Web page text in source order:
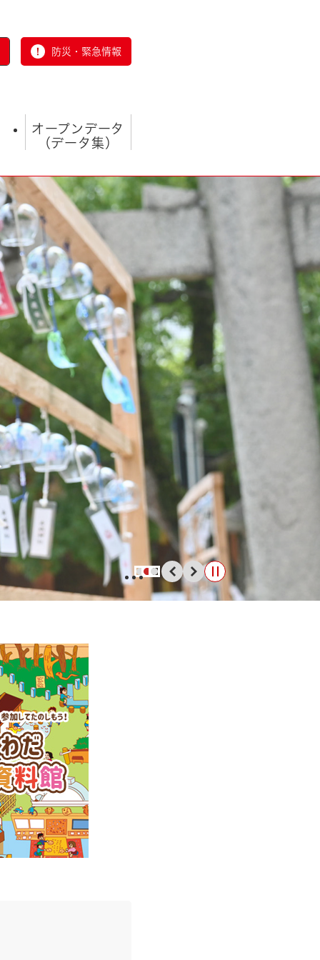
防災・緊急情報
オープンデータ
（データ集）
とじる
前
の
次
の
停
止